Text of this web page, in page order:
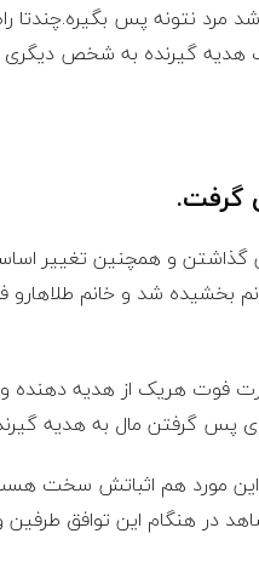
مرد نتونه پس بگیره.چندتا
هدیه گیرنده به شخص
گرفت.
گذاشتن و همچنین تغییر
بخشیده شد و خانم
فوت هریک از هدیه دهنده
پس گرفتن مال به هدیه
مورد هم اثباتش سخت
در هنگام این توافق طرفین